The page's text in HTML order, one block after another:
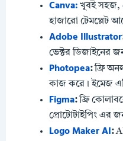
Canva: খুবই সহজ,
হাজারো টেমপ্লেট
Adobe Illustrator
ভেক্টর ডিজাইনের
Photopea:ফ্রি
কাজ করে। ইমেজ
Figma:ফ্রি
প্রোটোটাইপিং এর
Logo Maker AI: